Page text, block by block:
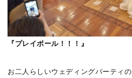
『プレイボール！！！』
お二人らしいウェディングパーティの